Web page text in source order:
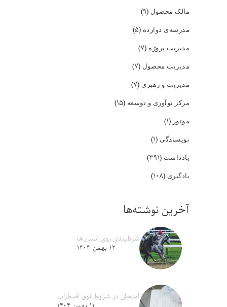
مالک محصول (۹)
مدرسه‌ی دوازده (۵)
مدیریت پروژه (۷)
مدیریت محصول (۷)
مدیریت و رهبری (۷)
مرکز نوآوری و توسعه (۱۵)
موتور (۱)
نویسندگی (۱)
یادداشت (۳۹۱)
یادگیری (۱۰۸)
آخرین نوشته‌ها
شرط‌بندی روی انسان‌ها
۱۲ بهمن ۱۴۰۴
امتحان در شرایط فوق اضطراب